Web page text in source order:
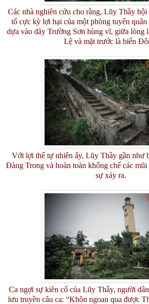
Các nhà nghiên cứu cho rằng, Lũy Thầy
tố cực kỳ lợi hại của một phòng tuyến
dựa vào dãy Trường Sơn hùng vĩ, giữa lòng
Lệ và mặt trước là biển
Với lợi thế tự nhiên ấy, Lũy Thầy gần như
Đàng Trong và hoàn toàn khống chế các
sự xảy ra.
Ca ngợi sự kiên cố của Lũy Thầy, người
lưu truyền câu ca: “Khôn ngoan qua được